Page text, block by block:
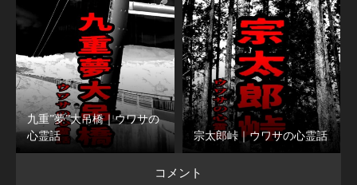
九重”夢”大吊橋｜ウワサの
心霊話
宗太郎峠｜ウワサの心霊話
コメント